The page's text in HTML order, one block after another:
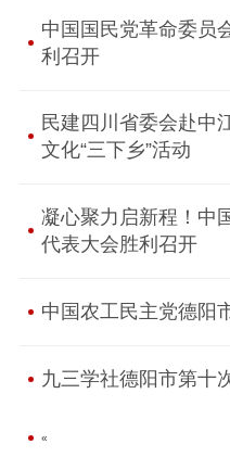
中国国民党革命委员
利召开
民建四川省委会赴中
文化“三下乡”活动
凝心聚力启新程！中
代表大会胜利召开
中国农工民主党德阳
九三学社德阳市第十
«